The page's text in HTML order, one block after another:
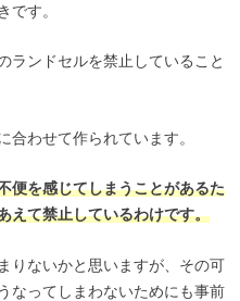
です。
ランドセルを禁止していること
合わせて作られています。
便を感じてしまうことがあるた
えて禁止しているわけです。
りないかと思いますが、その可
なってしまわないためにも事前